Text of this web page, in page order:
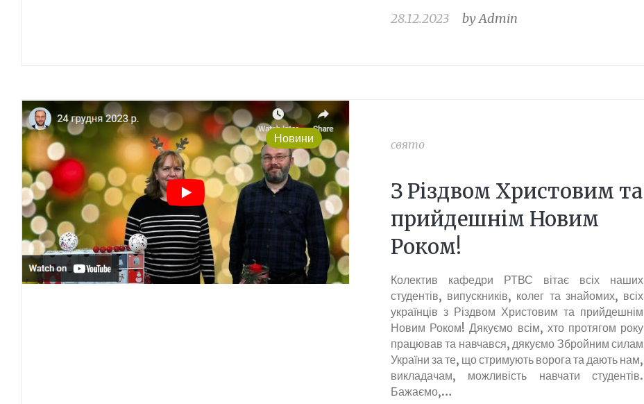
28.12.2023 byAdmin
Новини свято
З Різдвом Христовим та
прийдешнім Новим
Роком!
Колектив кафедри РТВС вітає всіх наших
студентів, випускників, колег та знайомих, всіх
українців з Різдвом Христовим та прийдешнім
Новим Роком! Дякуємо всім, хто протягом року
працював та навчався, дякуємо Збройним силам
України за те, що стримують ворога та дають нам,
викладачам, можливість навчати студентів.
Бажаємо,…